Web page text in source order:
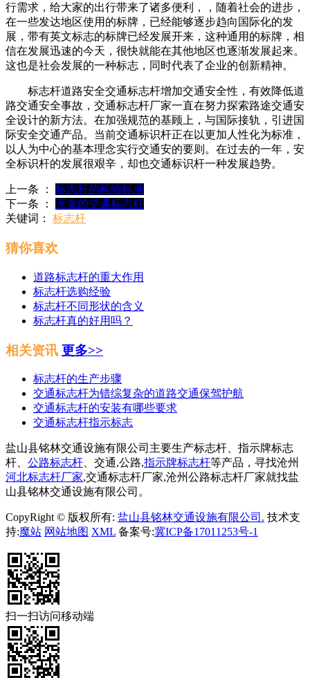
行需求，给大家的出行带来了诸多便利，，随着社会的进步，
在一些发达地区使用的标牌，已经能够逐步趋向国际化的发
展，带有英文标志的标牌已经发展开来，这种通用的标牌，相
信在发展迅速的今天，很快就能在其他地区也逐渐发展起来。
这也是社会发展的一种标志，同时代表了企业的创新精神。
标志杆道路安全交通标志杆增加交通安全性，有效降低道
路交通安全事故，交通标志杆厂家一直在努力探索路途交通安
全设计的新方法。在加强规范的基顾上，与国际接轨，引进国
际安全交通产品。当前交通标识杆正在以更加人性化为标准，
以人为中心的基本理念实行交通安的要则。在过去的一年，安
全标识杆的发展很艰辛，却也交通标识杆一种发展趋势。
上一条 ：
标志杆的检验标准
下一条 ：
无辜的交通标志杆
关键词： 标志杆
猜你喜欢
道路标志杆的重大作用
标志杆​选购经验
标志杆不同形状的含义
标志杆真的好用吗？
相关资讯 更多>>
标志杆的生产步骤
交通标志杆为错综复杂的道路交通保驾护航
交通标志杆的安装有哪些要求
交通标志杆指示标志
盐山县铭林交通设施有限公司主要生产标志杆、指示牌标志
杆、 公路标志杆 、交通,公路,指示牌标志杆等产品，寻找沧州
河北标志杆厂家,交通标志杆厂家,沧州公路标志杆厂家就找盐
山县铭林交通设施有限公司。
CopyRight © 版权所有: 盐山县铭林交通设施有限公司. 技术支
持:魔站 网站地图 XML 备案号:冀ICP备17011253号-1
扫一扫访问移动端